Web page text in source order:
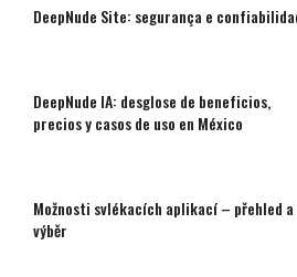
DeepNude Site: segurança e
DeepNude IA: desglose de beneficios,
precios y casos de uso en México
Možnosti svlékacích aplikací – přehled a
výběr